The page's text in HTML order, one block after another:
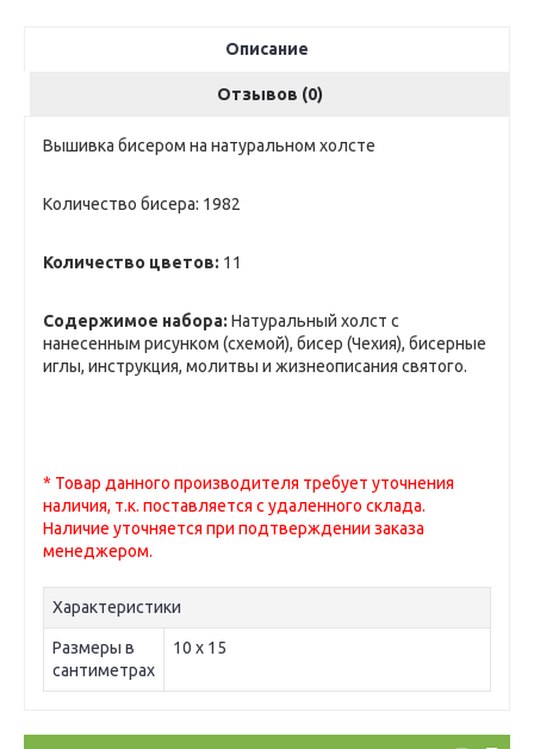
Описание
Отзывов (0)
Вышивка бисером на натуральном холсте
Количество бисера: 1982
Количество цветов: 11
Содержимое набора: Натуральный холст с
нанесенным рисунком (схемой), бисер (Чехия), бисерные
иглы, инструкция, молитвы и жизнеописания святого.
* Товар данного производителя требует уточнения
наличия, т.к. поставляется с удаленного склада.
Наличие уточняется при подтверждении заказа
менеджером.
Характеристики
Размеры в
сантиметрах
10 х 15